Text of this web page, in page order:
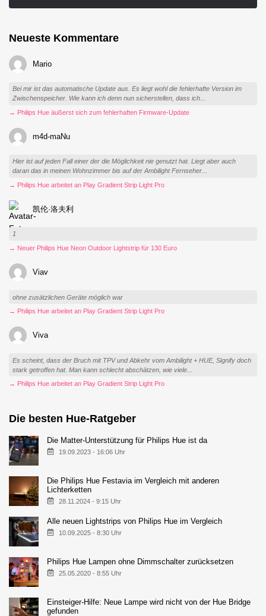
Neueste Kommentare
Mario
Bei mir ist das automatische Update aus. Es liegt wohl die fehlerhafte Version im
Zwischenspeicher. Wie kann ich denn nun sicherstellen, dass ich...
→ Philips Hue äußerst sich zum fehlerhaften Firmware-Update
m4d-maNu
Hier ist auf jeden Fall einer der die Möglichkeit nie genutzt hat. Liegt aber auch
daran das in meinen Wohnzimmer bis auf der Ambilight Fernseher...
→ Philips Hue arbeitet an Play Gradient Strip Light Pro
凯伦·洛夫利
1
→ Neuer Philips Hue Neon Outdoor Lightstrip für 130 Euro
Viav
ohne zusätzlichen Geräte möglich war
→ Philips Hue arbeitet an Play Gradient Strip Light Pro
Viva
Es scheint, dass der Bruch mit TPV und Abkehr vom Ambilight + HUE, Signify doch
stark getroffen hat. Man kann schlecht abschätzen, wie viele...
→ Philips Hue arbeitet an Play Gradient Strip Light Pro
Die besten Hue-Ratgeber
Die Matter-Unterstützung für Philips Hue ist da
19.09.2023 - 16:06 Uhr
Die Philips Hue Festavia im Vergleich mit anderen
Lichterketten
28.11.2024 - 9:15 Uhr
Alle neuen Lightstrips von Philips Hue im Vergleich
10.09.2025 - 8:30 Uhr
Philips Hue Lampen ohne Dimmschalter zurücksetzen
25.05.2020 - 8:55 Uhr
Einsteiger-Hilfe: Neue Lampe wird nicht von der Hue Bridge
gefunden